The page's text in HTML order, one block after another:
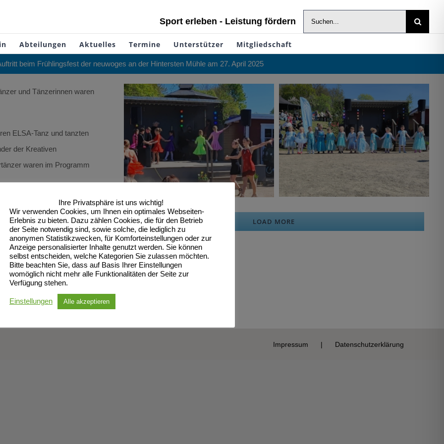
Sport erleben - Leistung fördern
Suche
nach:
Abteilungen Aktuelles Termine Unterstützer Mitgliedschaft
beim Frühlingsfest der neuwoges an der Hintersten Mühle am 27. April 2025
und Tänzerinnen waren
ELSA-Tanz und tanzten
der Kreativen
waren im Programm
dargeboten.
die die jungen
ein interessantes und
Übungsleiterinnen für
LOAD MORE
Fotos: privat
weitere Fotoshier
Impressum Datenschutzerklärung
Ihre Privatsphäre ist uns wichtig!
Wir verwenden Cookies, um Ihnen ein optimales Webseiten-
Erlebnis zu bieten. Dazu zählen Cookies, die für den Betrieb
der Seite notwendig sind, sowie solche, die lediglich zu
anonymen Statistikzwecken, für Komforteinstellungen oder zur
Anzeige personalisierter Inhalte genutzt werden. Sie können
selbst entscheiden, welche Kategorien Sie zulassen möchten.
Bitte beachten Sie, dass auf Basis Ihrer Einstellungen
womöglich nicht mehr alle Funktionalitäten der Seite zur
Verfügung stehen.
Einstellungen Alle akzeptieren